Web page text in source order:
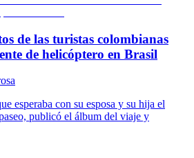
de las turistas colombianas
de helicóptero en Brasil
esperaba con su esposa y su hija el
publicó el álbum del viaje y